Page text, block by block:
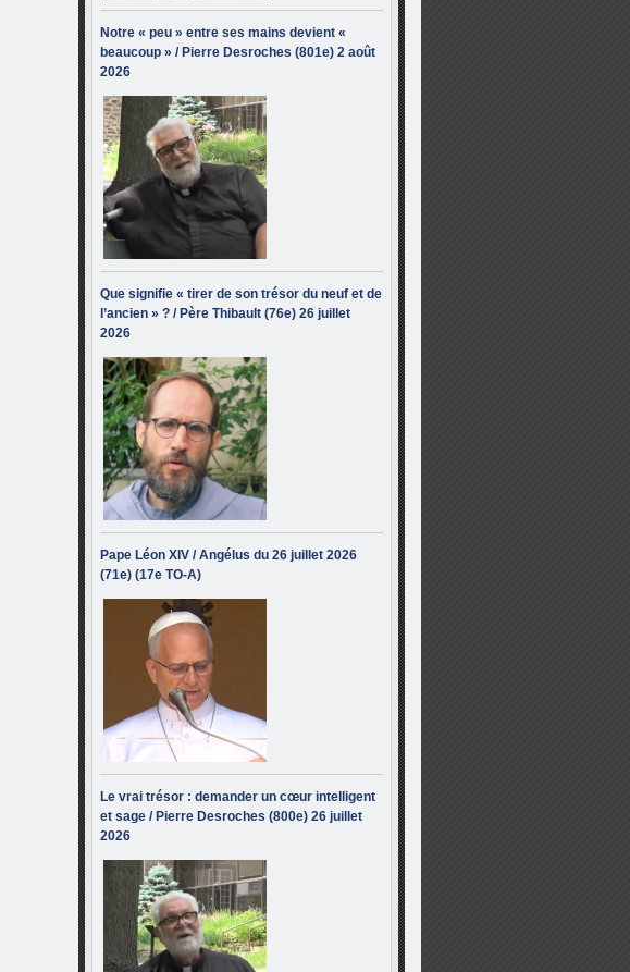
Notre « peu » entre ses mains devient «
beaucoup » / Pierre Desroches (801e) 2 août
2026
Que signifie « tirer de son trésor du neuf et de
l’ancien » ? / Père Thibault (76e) 26 juillet
2026
Pape Léon XIV / Angélus du 26 juillet 2026
(71e) (17e TO-A)
Le vrai trésor : demander un cœur intelligent
et sage / Pierre Desroches (800e) 26 juillet
2026